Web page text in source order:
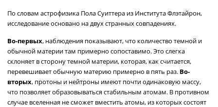
По словам астрофизика Пола Суиттера из Института Флэтайрон,
исследование основано на двух странных совпадениях.
Во-первых, наблюдения показывают, что количество темной и
обычной материи там примерно сопоставимо. Это слегка
склоняет в сторону темной материи, которая, как считается,
перевешивает обычную материю примерно в пять раз. Во-
вторых, протоны и нейтроны имеют почти одинаковую массу,
что позволяет образовываться стабильным атомам. В противном
случае вселенная не сможет вместить атомы, из которых состоят